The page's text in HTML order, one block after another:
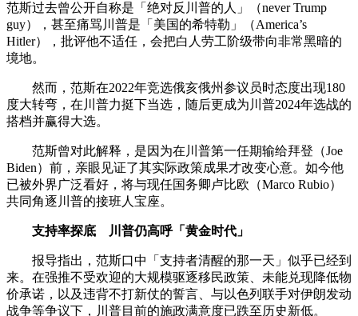
范斯过去曾公开自称是「绝对反川普的人」（never Trump
guy），甚至痛骂川普是「美国的希特勒」（America’s
Hitler），批评他不适任，会把白人劳工阶级带向非常黑暗的
境地。
然而，范斯在2022年竞选俄亥俄州参议员时态度出现180
度大转弯，在川普力挺下当选，随后更成为川普2024年选战的
搭档并赢得大选。
范斯曾对此解释，是因为在川普第一任期输给拜登（Joe
Biden）前，亲眼见证了其实际政策成果才改变心意。如今他
已被外界广泛看好，将与现任国务卿卢比欧（Marco Rubio）
共同角逐川普的接班人宝座。
支持率探底 川普仍高呼「黄金时代」
报导指出，范斯口中「支持者清醒的那一天」似乎已经到
来。在强推不受欢迎的大规模驱逐移民政策、未能兑现降低物
价承诺，以及违背不打新仗的誓言、与以色列联手对伊朗发动
战争等争议下，川普目前的施政满意度已跌至历史新低。